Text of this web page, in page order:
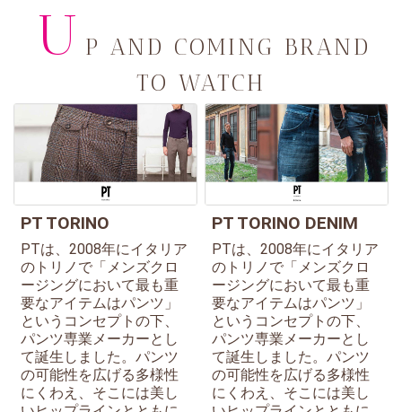
U P AND COMING BRAND
TO WATCH
PT TORINO
PTは、2008年にイタリア
のトリノで「メンズクロ
ージングにおいて最も重
要なアイテムはパンツ」
というコンセプトの下、
パンツ専業メーカーとし
て誕生しました。パンツ
の可能性を広げる多様性
にくわえ、そこには美し
PT TORINO DENIM
PTは、2008年にイタリア
のトリノで「メンズクロ
ージングにおいて最も重
要なアイテムはパンツ」
というコンセプトの下、
パンツ専業メーカーとし
て誕生しました。パンツ
の可能性を広げる多様性
にくわえ、そこには美し